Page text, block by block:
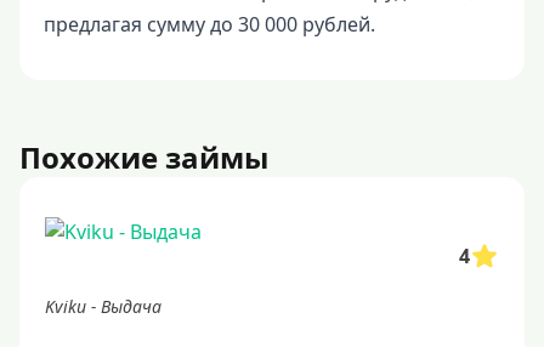
предлагая сумму до 30 000 рублей.
Похожие займы
4
Kviku - Выдача